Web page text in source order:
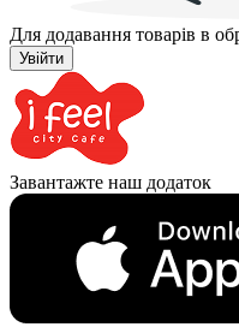
Для додавання товарів в
Увійти
Завантажте наш додаток